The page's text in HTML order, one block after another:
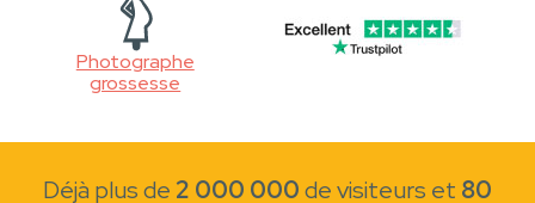
Photographe
grossesse
Déjà plus de 2 000 000de visiteurs et 80